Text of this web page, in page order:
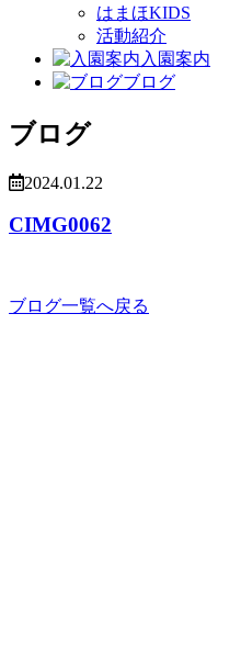
はまほKIDS
活動紹介
入園案内
ブログ
ブログ
2024.01.22
CIMG0062
ブログ一覧へ戻る